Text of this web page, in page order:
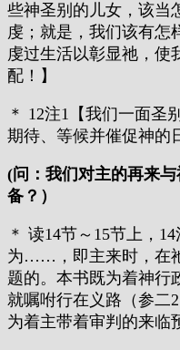
些神圣别的儿女，该当
虔；就是，我们该有怎
虔过生活以彰显祂，使
配！】
＊ 12注1【我们一面圣
期待、等候并催促神的
(问：我们对主的再来
备？）
＊ 读14节～15节上，
为……，即主来时，在
题的。本书既为着神行
就嘱咐行在义路（参二
为着主带着审判的来临